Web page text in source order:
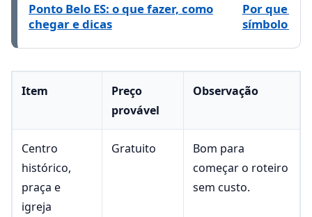
Ponto Belo ES: o que fazer, como
chegar e dicas
Por que o
símbolo do
Item
Preço
provável
Observação
Centro
histórico,
praça e
igreja
Gratuito
Bom para
começar o roteiro
sem custo.